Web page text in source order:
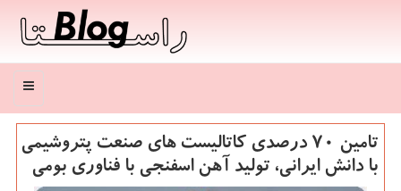
منو
تامین ۷۰ درصدی كاتالیست های صنعت پتروشیمی
با دانش ایرانی، تولید آهن اسفنجی با فناوری بومی